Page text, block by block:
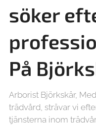
söker
På
Arborist Björkskär,
trädvård, strävar vi
tjänsterna inom